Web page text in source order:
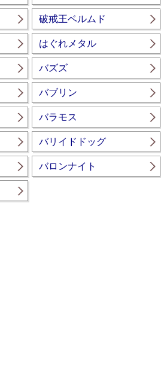
破戒王ベルムド
はぐれメタル
バズズ
バブリン
バラモス
バリイドドッグ
バロンナイト